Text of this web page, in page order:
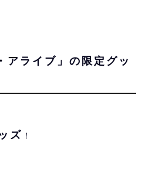
アライブ」の限定グッ
ズ ！